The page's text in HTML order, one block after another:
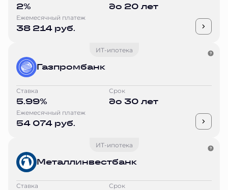
2% до 20 лет
Ежемесячный платеж
38 214 руб.
ИТ-ипотека
Газпромбанк
Ставка
5.99%
Срок
до 30 лет
Ежемесячный платеж
54 074 руб.
ИТ-ипотека
Металлинвестбанк
Ставка Срок